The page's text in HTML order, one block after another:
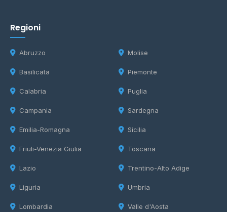
Regioni
Abruzzo
Basilicata
Calabria
Campania
Emilia-Romagna
Friuli-Venezia Giulia
Lazio
Liguria
Lombardia
Molise
Piemonte
Puglia
Sardegna
Sicilia
Toscana
Trentino-Alto Adige
Umbria
Valle d'Aosta